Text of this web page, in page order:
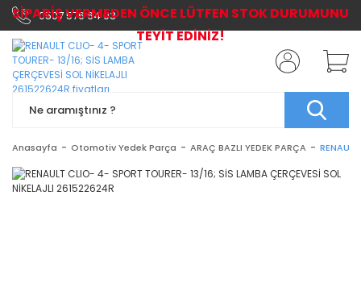
0507 576 64 03
Anasayfa Otomotiv Yedek Parça ARAÇ BAZLI YEDEK PARÇA
SİPARİŞ VERMEDEN ÖNCE LÜTFEN STOK DURUMUNU
TEYİT EDİNİZ!